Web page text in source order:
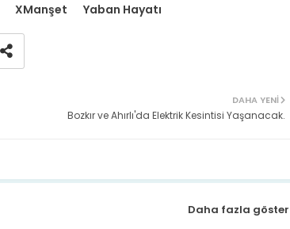
XManşet Yaban Hayatı
DAHA YENI
Bozkır ve Ahırlı'da Elektrik Kesintisi Yaşanacak.
Daha fazla göster